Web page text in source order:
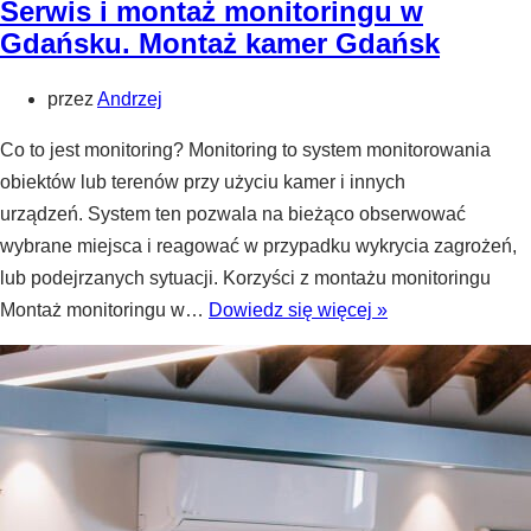
PPOŻ
–
ryzyko
pożaru?
Serwis i montaż monitoringu w
Gdańsku. Montaż kamer Gdańsk
przez Andrzej
Co to jest monitoring? Monitoring to system monitorowania
obiektów lub terenów przy użyciu kamer i innych
urządzeń. System ten pozwala na bieżąco obserwować
wybrane miejsca i reagować w przypadku wykrycia zagrożeń,
lub podejrzanych sytuacji. Korzyści z montażu monitoringu
Montaż monitoringu w… Dowiedz się więcej »Serwis
i
montaż
monitoringu
Gdańsku.
Montaż